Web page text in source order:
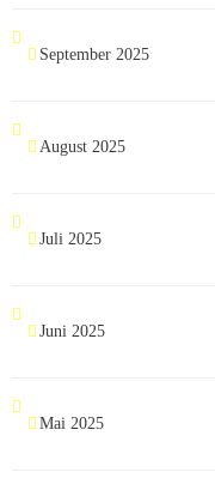
September 2025
August 2025
Juli 2025
Juni 2025
Mai 2025